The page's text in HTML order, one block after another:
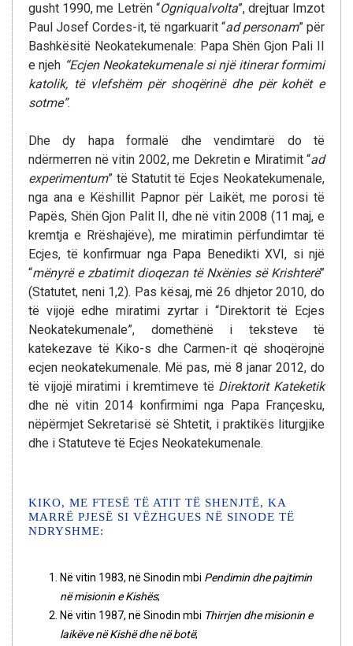
gusht 1990, me Letrën “Ogniqualvolta”, drejtuar Imzot
Paul Josef Cordes-it, të ngarkuarit “ad personam” për
Bashkësitë Neokatekumenale: Papa Shën Gjon Pali II
e njeh “Ecjen Neokatekumenale si një itinerar formimi
katolik, të vlefshëm për shoqërinë dhe për kohët e
sotme”.
Dhe dy hapa formalë dhe vendimtarë do të
ndërmerren në vitin 2002, me Dekretin e Miratimit “ad
experimentum” të Statutit të Ecjes Neokatekumenale,
nga ana e Këshillit Papnor për Laikët, me porosi të
Papës, Shën Gjon Palit II, dhe në vitin 2008 (11 maj, e
kremtja e Rrëshajëve), me miratimin përfundimtar të
Ecjes, të konfirmuar nga Papa Benedikti XVI, si një
“mënyrë e zbatimit dioqezan të Nxënies së Krishterë”
(Statutet, neni 1,2). Pas kësaj, më 26 dhjetor 2010, do
të vijojë edhe miratimi zyrtar i “Direktorit të Ecjes
Neokatekumenale”, domethënë i teksteve të
katekezave të Kiko-s dhe Carmen-it që shoqërojnë
ecjen neokatekumenale. Më pas, më 8 janar 2012, do
të vijojë miratimi i kremtimeve të Direktorit Kateketik
dhe në vitin 2014 konfirmimi nga Papa Françesku,
nëpërmjet Sekretarisë së Shtetit, i praktikës liturgjike
dhe i Statuteve të Ecjes Neokatekumenale.
KIKO, ME FTESË TË ATIT TË SHENJTË, KA
MARRË PJESË SI VËZHGUES NË SINODE TË
NDRYSHME:
Në vitin 1983, në Sinodin mbi Pendimin dhe pajtimin
në misionin e Kishës;
Në vitin 1987, në Sinodin mbi Thirrjen dhe misionin e
laikëve në Kishë dhe në botë;